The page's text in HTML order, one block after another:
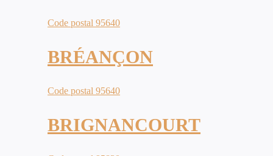
Code postal 95640
BRÉANÇON
Code postal 95640
BRIGNANCOURT